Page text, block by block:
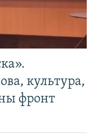
культура,
фронт